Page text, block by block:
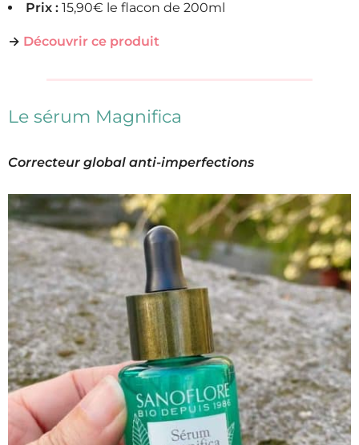
Prix : 15,90€ le flacon de 200ml
→ Découvrir ce produit
Le sérum Magnifica
Correcteur global anti-imperfections